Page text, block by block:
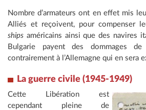
Nombre d’armateurs ont en effet mis
Alliés et reçoivent, pour compenser
ships américains ainsi que des navires
Bulgarie payent des dommages
contrairement à l’Allemagne qui en sera
La guerre civile (1945-1949)
Cette Libération est
cependant pleine de